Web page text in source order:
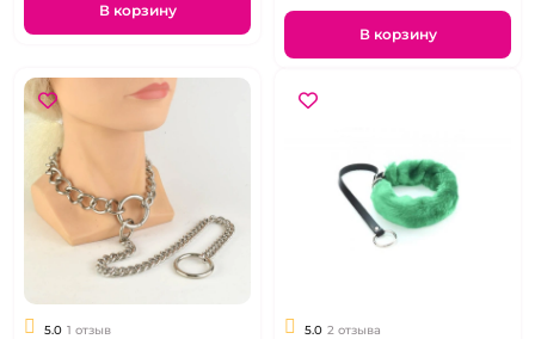
В корзину
В корзину
5.0 1 отзыв 5.0 2 отзыва